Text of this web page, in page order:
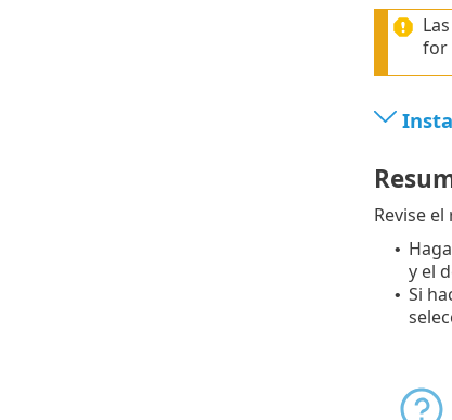
for
Revise
•
y el
• Si